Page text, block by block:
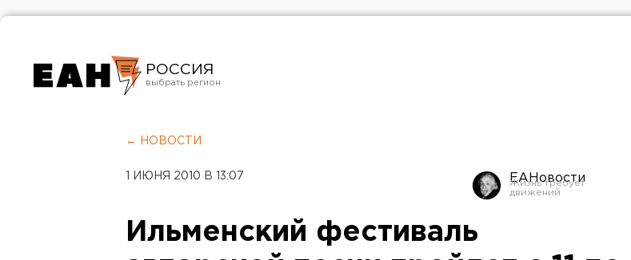
РОССИЯ
Челябинск
← НОВОСТИ
1 ИЮНЯ 2010 В 13:07 ЕАНовости
Ильменский фестиваль